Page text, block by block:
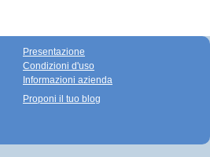
Presentazione
Condizioni d'uso
Informazioni azienda
Proponi il tuo blog